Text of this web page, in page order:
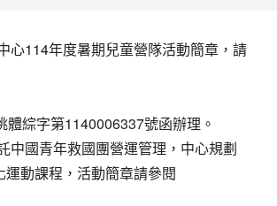
心114年度暑期兒童營隊活動簡章，請
綜字第1140006337號函辦理。
中國青年救國團營運管理，中心規劃
動課程，活動簡章請參閱